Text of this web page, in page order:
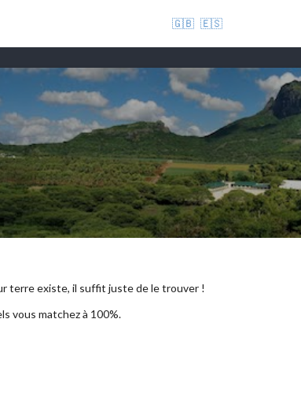
🇬🇧 🇪🇸
terre existe, il suffit juste de le trouver !
vous matchez à 100%.